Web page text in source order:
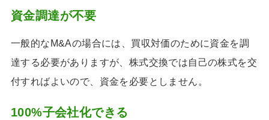
資金調達が不要
一般的なM&Aの場合には、買収対価のために資金を調
達する必要がありますが、株式交換では自己の株式を交
付すればよいので、資金を必要としません。
100%子会社化できる